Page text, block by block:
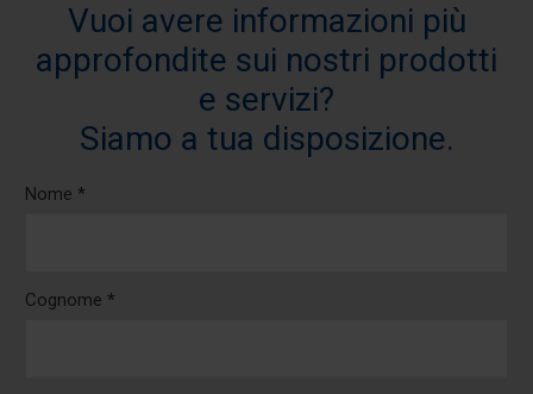
Vuoi avere informazioni più
approfondite sui nostri prodotti
e servizi?
Siamo a tua disposizione.
Nome *
Cognome *